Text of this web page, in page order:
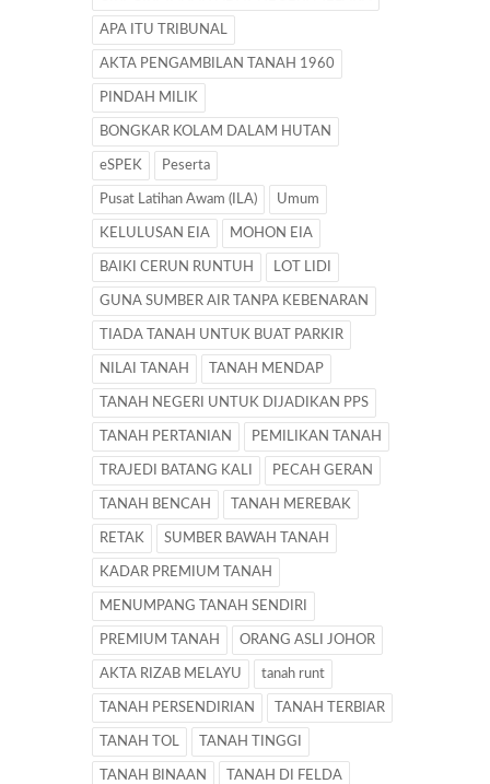
APA ITU TRIBUNAL
AKTA PENGAMBILAN TANAH 1960
PINDAH MILIK
BONGKAR KOLAM DALAM HUTAN
eSPEK Peserta
Pusat Latihan Awam (ILA) Umum
KELULUSAN EIA MOHON EIA
BAIKI CERUN RUNTUH LOT LIDI
GUNA SUMBER AIR TANPA KEBENARAN
TIADA TANAH UNTUK BUAT PARKIR
NILAI TANAH TANAH MENDAP
TANAH NEGERI UNTUK DIJADIKAN PPS
TANAH PERTANIAN PEMILIKAN TANAH
TRAJEDI BATANG KALI PECAH GERAN
TANAH BENCAH TANAH MEREBAK
RETAK SUMBER BAWAH TANAH
KADAR PREMIUM TANAH
MENUMPANG TANAH SENDIRI
PREMIUM TANAH ORANG ASLI JOHOR
AKTA RIZAB MELAYU tanah runt
TANAH PERSENDIRIAN TANAH TERBIAR
TANAH TOL TANAH TINGGI
TANAH BINAAN TANAH DI FELDA